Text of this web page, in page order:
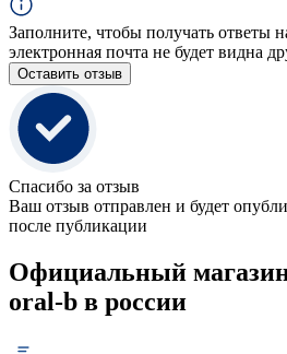
Заполните, чтобы получать ответы
электронная почта не будет видна
Оставить отзыв
Спасибо за отзыв
Ваш отзыв отправлен и будет
после публикации
Официальный
oral-b в россии